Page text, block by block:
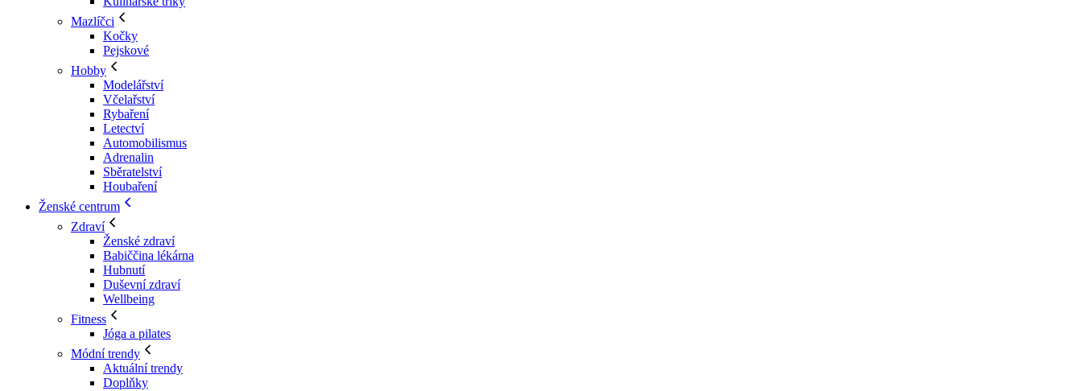
Mazlíčci
Kočky
Pejskové
Hobby
Modelářství
Včelařství
Rybaření
Letectví
Automobilismus
Adrenalin
Sběratelství
Houbaření
Ženské centrum
Zdraví
Ženské zdraví
Babiččina lékárna
Hubnutí
Duševní zdraví
Wellbeing
Fitness
Jóga a pilates
Módní trendy
Aktuální trendy
Doplňky